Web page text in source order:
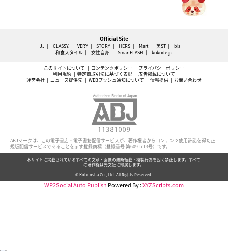
Official Site
JJ CLASSY. VERY STORY HERS Mart 美ST
bis
和食スタイル
女性自身 SmartFLASH kokode.jp
このサイトについて コンテンツポリシー
プライバシーポリシー
利用規約
特定商取引法に基づく表記
広告掲載について
運営会社
ニュース提供先 WEBプッシュ通知について 情報提供 お問い合わせ
ABJマークは、この電子書店・電子書籍配信サービスが、著作権者からコンテンツ使用許諾を得た正
規版配信サービスであることを示す登録商標（登録番号 第6091713号）です。
本サイトに掲載されているすべての文章・画像の無断転載・複製行為を固く禁止します。すべて
の著作権は光文社に帰属します。
© Kobunsha Co., Ltd. All Rights Reserved.
WP2Social Auto Publish Powered By :XYZScripts.com